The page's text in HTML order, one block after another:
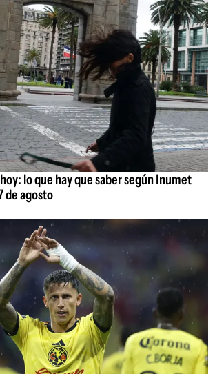
lo que hay que saber según Inumet
de agosto